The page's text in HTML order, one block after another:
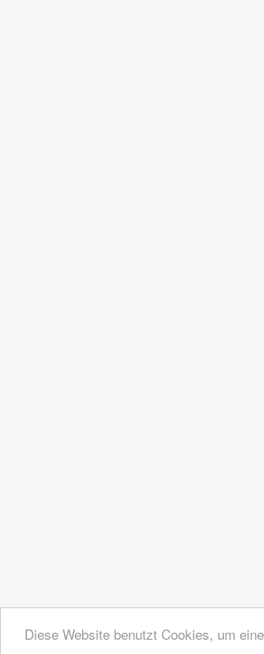
Diese Website benutzt Cookies, um